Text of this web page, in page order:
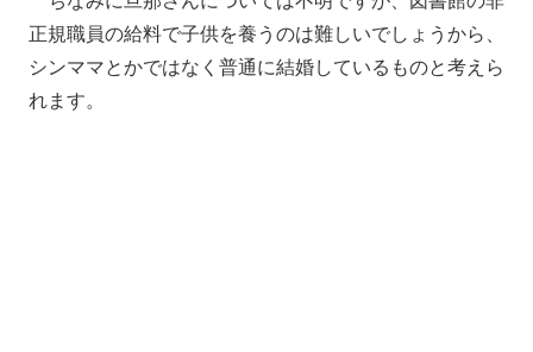
正規職員の給料で子供を養うのは難しいでしょうから、
シンママとかではなく普通に結婚しているものと考えら
れます。